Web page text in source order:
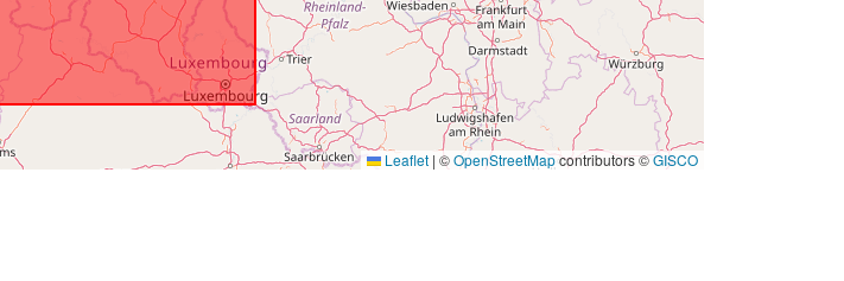
Leaflet | ©OpenStreetMapcontributors ©GISCO
Cobertura
temporal:
01 January 1981
31 December 1981